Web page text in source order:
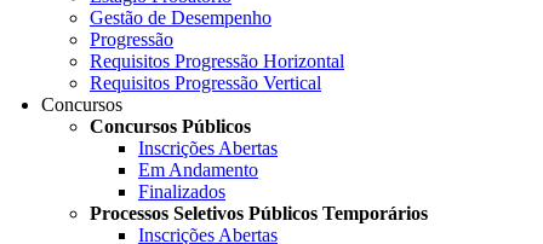
Gestão de Desempenho
Progressão
Requisitos Progressão Horizontal
Requisitos Progressão Vertical
Concursos
Concursos Públicos
Inscrições Abertas
Em Andamento
Finalizados
Processos Seletivos Públicos Temporários
Inscrições Abertas